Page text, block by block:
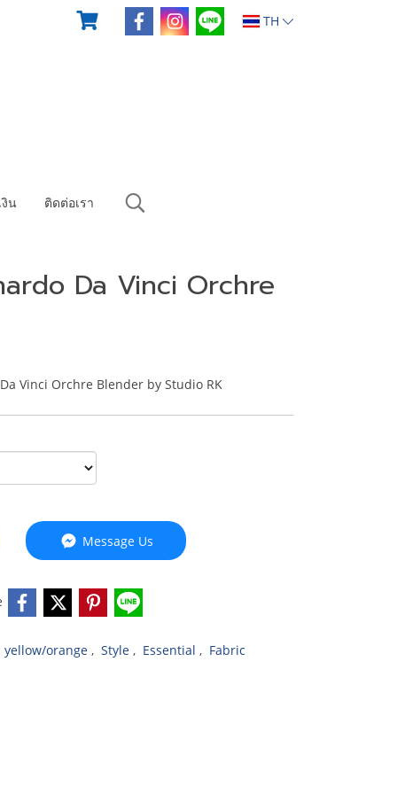
TH
น ติดต่อเรา
Da Vinci Orchre
Vinci Orchre Blender by Studio RK
Message Us
yellow/orange , Style , Essential , Fabric